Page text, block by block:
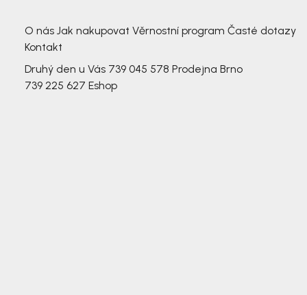
O nás Jak nakupovat Věrnostní program Časté dotazy
Kontakt
Druhý den u Vás 739 045 578 Prodejna Brno
739 225 627 Eshop